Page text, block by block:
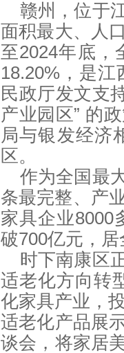
赣州，位于
面积最大、人
至2024年底，
18.20%，是
民政厅发文支
产业园区” 的
局与银发经济
区。
作为全国最
条最完整、产
家具企业8000
破700亿元，
时下南康区
适老化方向转
化家具产业，
适老化产品展
谈会，将家居